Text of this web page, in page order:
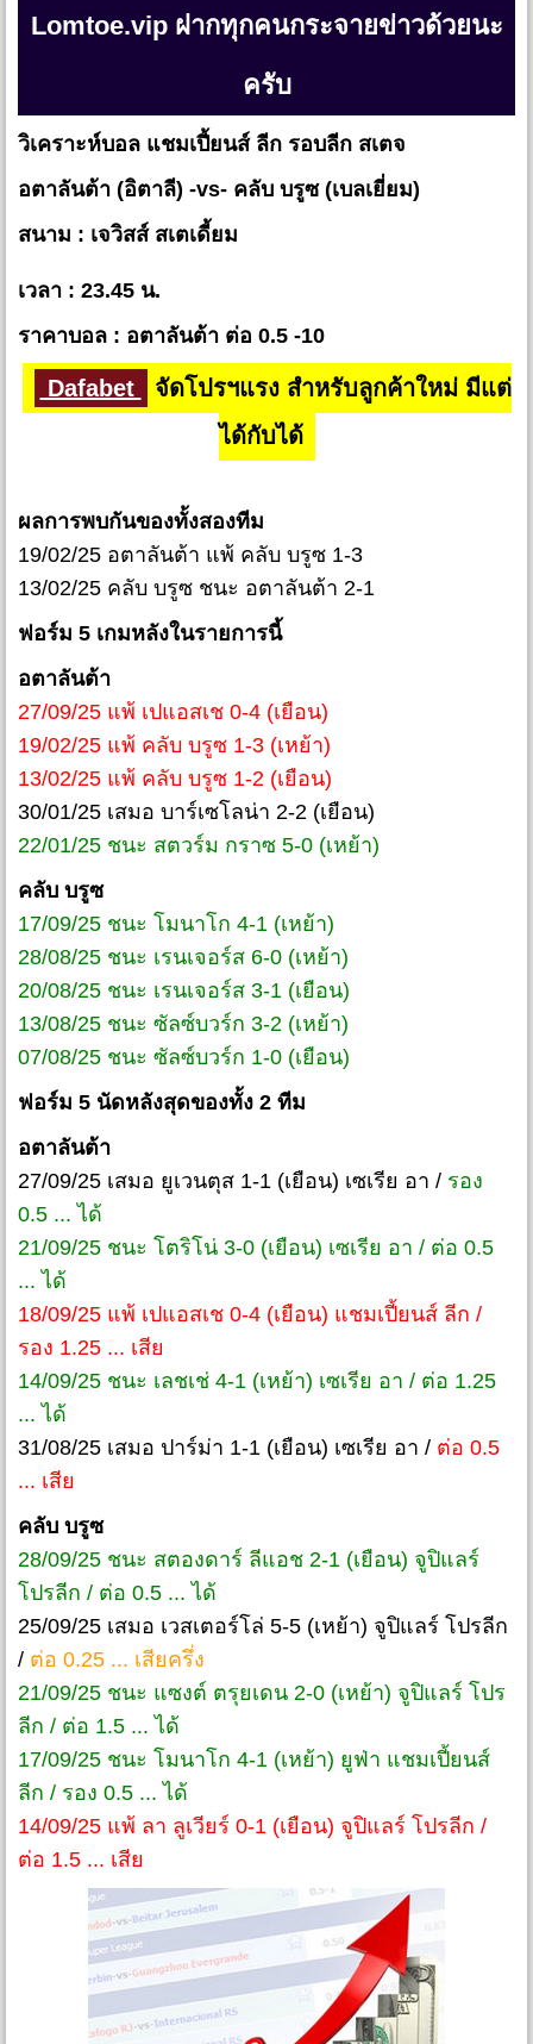
Lomtoe.vip ฝากทุกคนกระจายข่าวด้วยนะ
ครับ
วิเคราะห์บอล แชมเปี้ยนส์ ลีก รอบลีก สเตจ
อตาลันต้า (อิตาลี) -vs- คลับ บรูซ (เบลเยี่ยม)
สนาม : เจวิสส์ สเตเดี้ยม
เวลา : 23.45 น.
ราคาบอล : อตาลันต้า ต่อ 0.5 -10
Dafabet
จัดโปรฯแรง สำหรับลูกค้าใหม่ มีแต่
ได้กับได้
ผลการพบกันของทั้งสองทีม
19/02/25 อตาลันต้า แพ้ คลับ บรูซ 1-3
13/02/25 คลับ บรูซ ชนะ อตาลันต้า 2-1
ฟอร์ม 5 เกมหลังในรายการนี้
อตาลันต้า
27/09/25 แพ้ เปแอสเช 0-4 (เยือน)
19/02/25 แพ้ คลับ บรูซ 1-3 (เหย้า)
13/02/25 แพ้ คลับ บรูซ 1-2 (เยือน)
30/01/25 เสมอ บาร์เซโลน่า 2-2 (เยือน)
22/01/25 ชนะ สตวร์ม กราซ 5-0 (เหย้า)
คลับ บรูซ
17/09/25 ชนะ โมนาโก 4-1 (เหย้า)
28/08/25 ชนะ เรนเจอร์ส 6-0 (เหย้า)
20/08/25 ชนะ เรนเจอร์ส 3-1 (เยือน)
13/08/25 ชนะ ซัลซ์บวร์ก 3-2 (เหย้า)
07/08/25 ชนะ ซัลซ์บวร์ก 1-0 (เยือน)
ฟอร์ม 5 นัดหลังสุดของทั้ง 2 ทีม
อตาลันต้า
27/09/25 เสมอ ยูเวนตุส 1-1 (เยือน) เซเรีย อา / รอง
0.5 ... ได้
21/09/25 ชนะ โตริโน่ 3-0 (เยือน) เซเรีย อา / ต่อ 0.5
... ได้
18/09/25 แพ้ เปแอสเช 0-4 (เยือน) แชมเปี้ยนส์ ลีก /
รอง 1.25 ... เสีย
14/09/25 ชนะ เลชเช่ 4-1 (เหย้า) เซเรีย อา / ต่อ 1.25
... ได้
31/08/25 เสมอ ปาร์ม่า 1-1 (เยือน) เซเรีย อา / ต่อ 0.5
... เสีย
คลับ บรูซ
28/09/25 ชนะ สตองดาร์ ลีแอช 2-1 (เยือน) จูปิแลร์
โปรลีก / ต่อ 0.5 ... ได้
25/09/25 เสมอ เวสเตอร์โล่ 5-5 (เหย้า) จูปิแลร์ โปรลีก
/ ต่อ 0.25 ... เสียครึ่ง
21/09/25 ชนะ แซงต์ ตรุยเดน 2-0 (เหย้า) จูปิแลร์ โปร
ลีก / ต่อ 1.5 ... ได้
17/09/25 ชนะ โมนาโก 4-1 (เหย้า) ยูฟ่า แชมเปี้ยนส์
ลีก / รอง 0.5 ... ได้
14/09/25 แพ้ ลา ลูเวียร์ 0-1 (เยือน) จูปิแลร์ โปรลีก /
ต่อ 1.5 ... เสีย